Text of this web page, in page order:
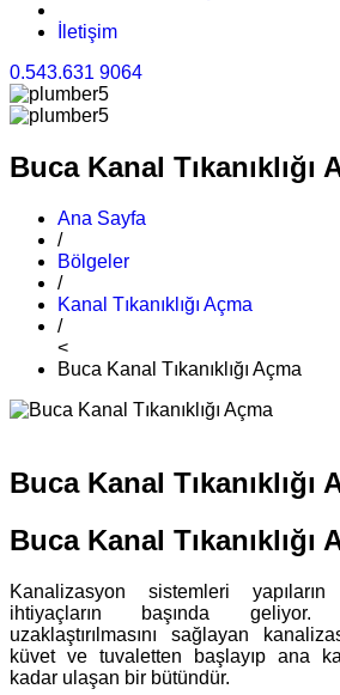
İletişim
0.543.631 9064
Buca Kanal Tıkanıklığı
Ana Sayfa
/
Bölgeler
/
Kanal Tıkanıklığı Açma
/
<
Buca Kanal Tıkanıklığı Açma
Buca Kanal Tıkanıklığı
Buca Kanal Tıkanıklığı
Kanalizasyon sistemleri
ihtiyaçların başında geliyor.
uzaklaştırılmasını sağlayan
küvet ve tuvaletten başlayıp ana
kadar ulaşan bir bütündür.